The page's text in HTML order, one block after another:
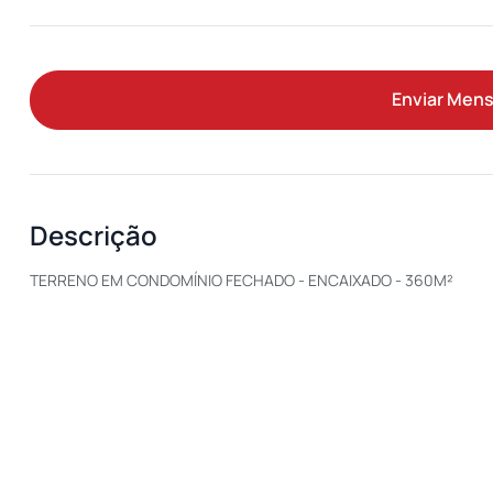
Enviar
Descrição
TERRENO EM CONDOMÍNIO FECHADO - ENCAIXADO - 360M²